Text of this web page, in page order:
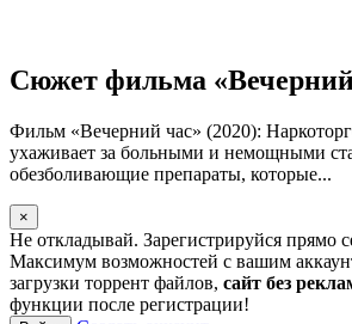
Сюжет фильма
Фильм «Вечерний час» (2020):
ухаживает за больными и немощными
обезболивающие препараты, которые...
×
Не откладывай. Зарегистрируйся прямо
Максимум возможностей с вашим
загрузки торрент файлов, сайт без
функции после регистрации!